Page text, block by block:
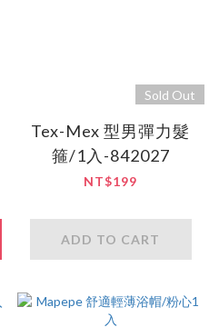
Sold Out
Tex-Mex 型男彈力髮
箍/1入-842027
NT$199
ADD TO CART